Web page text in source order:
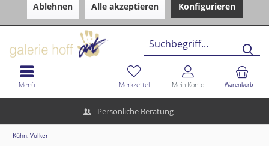
Ablehnen Alle akzeptieren Konfigurieren
Persönliche Beratung
Warenkorb
Merkzettel Mein Konto
Menü
Kühn, Volker